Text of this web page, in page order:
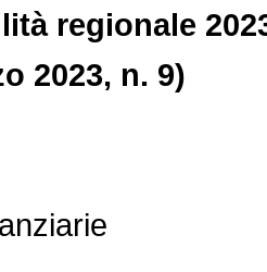
regionale
2023, n. 9)